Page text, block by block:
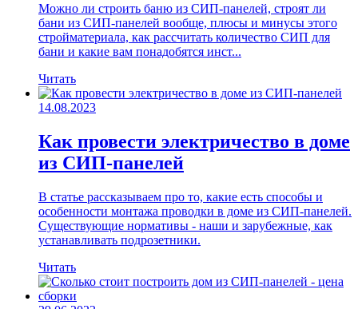
Можно ли строить баню из СИП-панелей, строят ли
бани из СИП-панелей вообще, плюсы и минусы этого
стройматериала, как рассчитать количество СИП для
бани и какие вам понадобятся инст...
Читать
14.08.2023
Как провести электричество в доме
из СИП-панелей
В статье рассказываем про то, какие есть способы и
особенности монтажа проводки в доме из СИП-панелей.
Существующие нормативы - наши и зарубежные, как
устанавливать подрозетники.
Читать